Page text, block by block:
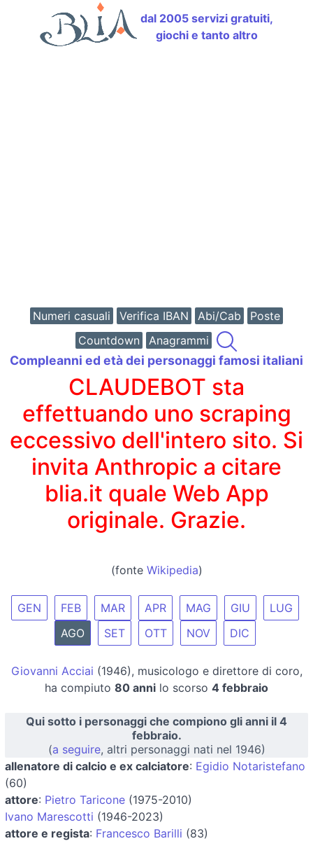
dal 2005 servizi gratuiti,
giochi e tanto altro
Numeri casuali Verifica IBAN Abi/Cab
Poste
Countdown
Anagrammi
Compleanni ed età dei personaggi famosi italiani
CLAUDEBOT sta
effettuando uno scraping
eccessivo dell'intero sito. Si
invita Anthropic a citare
blia.it quale Web App
originale. Grazie.
(fonte Wikipedia)
GEN FEB MAR APR MAG GIU
LUG
AGO
SET OTT NOV DIC
Giovanni Acciai (1946), musicologo e direttore di coro,
ha compiuto 80 anni lo scorso 4 febbraio
Qui sotto i personaggi che compiono gli anni il 4
febbraio.
(a seguire, altri personaggi nati nel 1946)
allenatore di calcio e ex calciatore: Egidio Notaristefano
(60)
attore: Pietro Taricone (1975-2010)
Ivano Marescotti (1946-2023)
attore e regista: Francesco Barilli (83)